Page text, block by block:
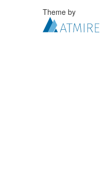
Theme by